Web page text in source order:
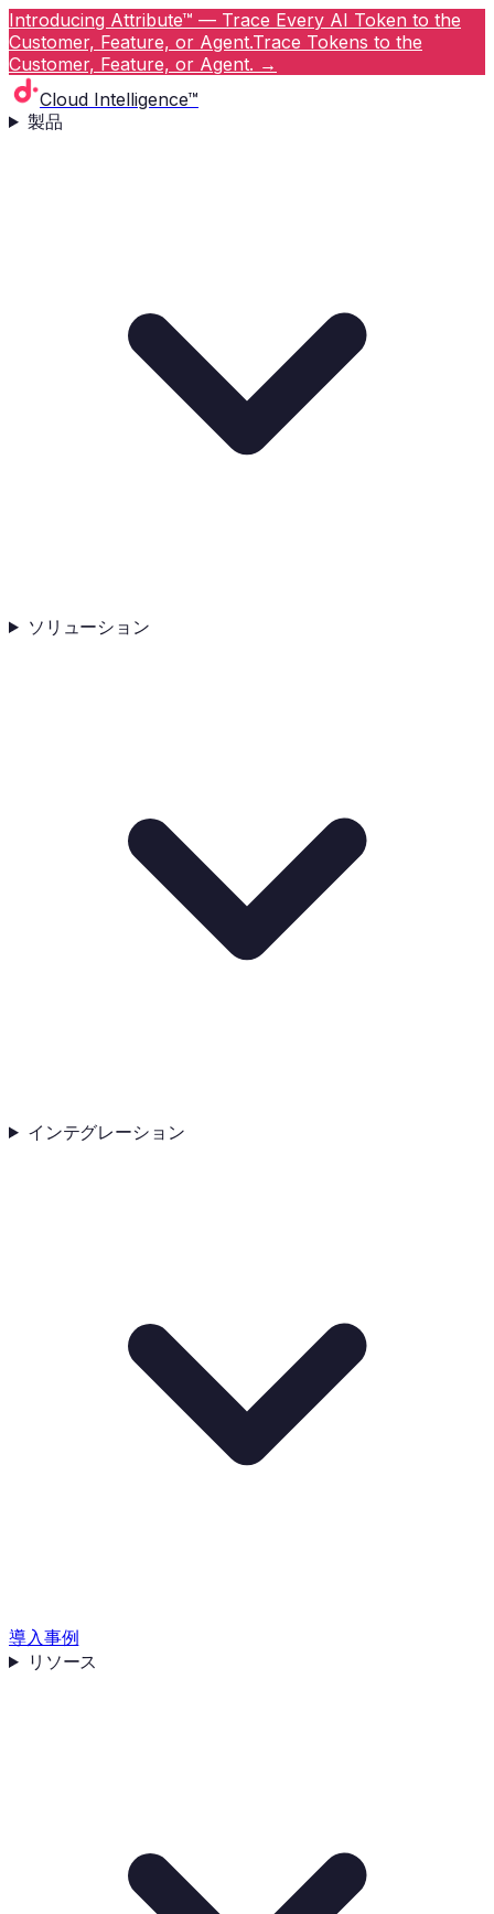
Introducing Attribute™ — Trace Every AI Token to the
Customer, Feature, or Agent.Trace Tokens to the
Customer, Feature, or Agent. →
Cloud Intelligence™
製品
ソリューション
インテグレーション
導入事例
リソース